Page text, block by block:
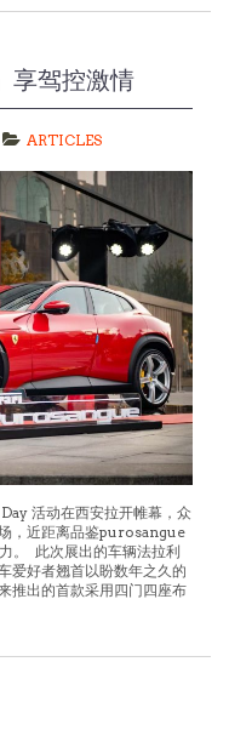
享驾控激情
，近距离品鉴purosangue
。 此次展出的车辆法拉利
好者翘首以盼数年之久的
推出的首款采用四门四座布